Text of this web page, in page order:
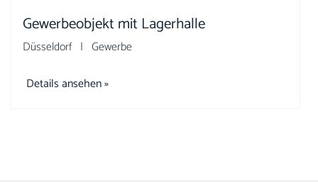
Gewerbeobjekt mit Lagerhalle
Düsseldorf | Gewerbe
Details ansehen »